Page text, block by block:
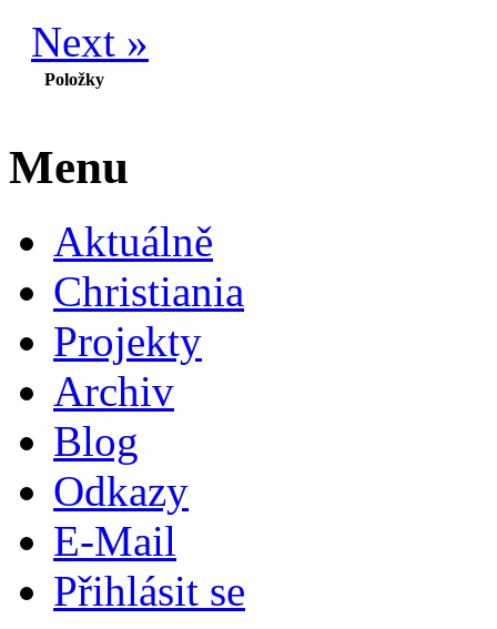
Next »
Položky
Menu
Aktuálně
Christiania
Projekty
Archiv
Blog
Odkazy
E-Mail
Přihlásit se